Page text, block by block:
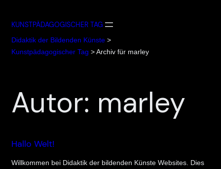
Inhalt
KUNSTPÄDAGOGISCHER TAG
Didaktik der Bildenden Künste >
Kunstpädagogischer Tag >Archiv für marley
Autor: marley
Hallo Welt!
Willkommen bei Didaktik der bildenden Künste Websites. Dies